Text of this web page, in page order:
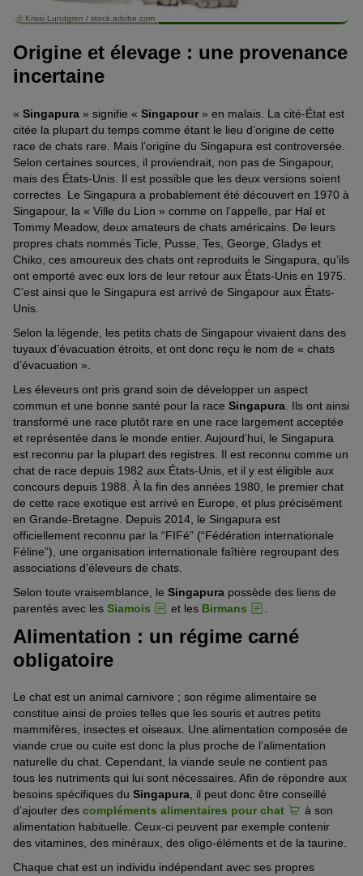
© Krissi Lundgren / stock.adobe.com
Origine et élevage : une provenance
incertaine
« Singapura » signifie « Singapour » en malais. La cité-État est
citée la plupart du temps comme étant le lieu d’origine de cette
race de chats rare. Mais l’origine du Singapura est controversée.
Selon certaines sources, il proviendrait, non pas de Singapour,
mais des États-Unis. Il est possible que les deux versions soient
correctes. Le Singapura a probablement été découvert en 1970 à
Singapour, la « Ville du Lion » comme on l’appelle, par Hal et
Tommy Meadow, deux amateurs de chats américains. De leurs
propres chats nommés Ticle, Pusse, Tes, George, Gladys et
Chiko, ces amoureux des chats ont reproduits le Singapura, qu’ils
ont emporté avec eux lors de leur retour aux États-Unis en 1975.
C’est ainsi que le Singapura est arrivé de Singapour aux États-
Unis.
Selon la légende, les petits chats de Singapour vivaient dans des
tuyaux d’évacuation étroits, et ont donc reçu le nom de « chats
d’évacuation ».
Les éleveurs ont pris grand soin de développer un aspect
commun et une bonne santé pour la race Singapura . Ils ont ainsi
transformé une race plutôt rare en une race largement acceptée
et représentée dans le monde entier. Aujourd’hui, le Singapura
est reconnu par la plupart des registres. Il est reconnu comme un
chat de race depuis 1982 aux États-Unis, et il y est éligible aux
concours depuis 1988. À la fin des années 1980, le premier chat
de cette race exotique est arrivé en Europe, et plus précisément
en Grande-Bretagne. Depuis 2014, le Singapura est
officiellement reconnu par la “FIFé” (“Fédération internationale
Féline”), une organisation internationale faîtière regroupant des
associations d’éleveurs de chats.
Selon toute vraisemblance, le Singapura possède des liens de
parentés avec les Siamois et les Birmans
Alimentation : un régime carné
obligatoire
Le chat est un animal carnivore ; son régime alimentaire se
constitue ainsi de proies telles que les souris et autres petits
mammifères, insectes et oiseaux. Une alimentation composée de
viande crue ou cuite est donc la plus proche de l’alimentation
naturelle du chat. Cependant, la viande seule ne contient pas
tous les nutriments qui lui sont nécessaires. Afin de répondre aux
besoins spécifiques du Singapura, il peut donc être conseillé
d’ajouter des compléments alimentaires pour chat
à son
alimentation habituelle. Ceux-ci peuvent par exemple contenir
des vitamines, des minéraux, des oligo-éléments et de la taurine.
Chaque chat est un individu indépendant avec ses propres